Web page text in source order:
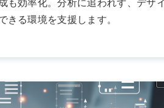
も効率化。分析に追われず、デザ
きる環境を支援します。